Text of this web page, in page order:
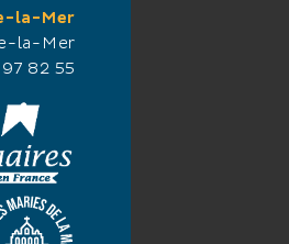
la-Mer
la-Mer
82 55